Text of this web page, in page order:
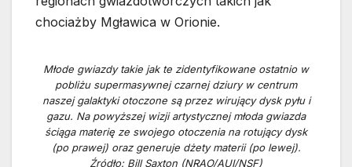
chociażby Mgławica w Orionie.
Młode gwiazdy takie jak te zidentyfikowane ostatnio w
pobliżu supermasywnej czarnej dziury w centrum
naszej galaktyki otoczone są przez wirujący dysk pyłu i
gazu. Na powyższej wizji artystycznej młoda gwiazda
ściąga materię ze swojego otoczenia na rotujący dysk
(po prawej) oraz generuje dżety materii (po lewej).
Źródło: Bill Saxton (NRAO/AUI/NSF)